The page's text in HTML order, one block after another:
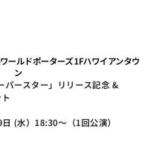
ールドポーターズ 1Fハワイアンタウ
ン
パースター」リリース記念 &
(水）18:30～（1回公演）